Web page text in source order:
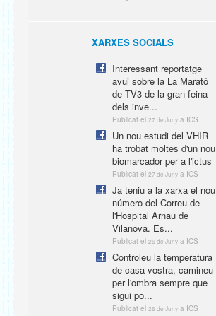
XARXES SOCIALS
Interessant reportatge
avui sobre la La Marató
de TV3 de la gran feina
dels inve...
Publicat el 27 de Juny a ICS
Un nou estudi del VHIR
ha trobat moltes d'un nou
biomarcador per a l'ictus
Publicat el 27 de Juny a ICS
Ja teniu a la xarxa el nou
número del Correu de
l'Hospital Arnau de
Vilanova. Es...
Publicat el 26 de Juny a ICS
Controleu la temperatura
de casa vostra, camineu
per l'ombra sempre que
sigui po...
Publicat el 26 de Juny a ICS